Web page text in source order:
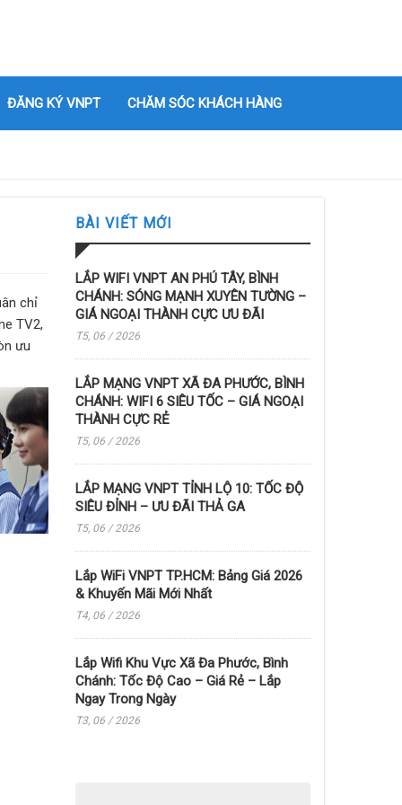
ĐĂNG KÝ VNPT CHĂM SÓC KHÁCH HÀNG
chỉ
TV2,
ưu
BÀI VIẾT MỚI
LẮP WIFI VNPT AN PHÚ TÂY, BÌNH
CHÁNH: SÓNG MẠNH XUYÊN TƯỜNG –
GIÁ NGOẠI THÀNH CỰC ƯU ĐÃI
T5, 06 / 2026
LẮP MẠNG VNPT XÃ ĐA PHƯỚC, BÌNH
CHÁNH: WIFI 6 SIÊU TỐC – GIÁ NGOẠI
THÀNH CỰC RẺ
T5, 06 / 2026
LẮP MẠNG VNPT TỈNH LỘ 10: TỐC ĐỘ
SIÊU ĐỈNH – ƯU ĐÃI THẢ GA
T5, 06 / 2026
Lắp WiFi VNPT TP.HCM: Bảng Giá 2026
& Khuyến Mãi Mới Nhất
T4, 06 / 2026
Lắp Wifi Khu Vực Xã Đa Phước, Bình
Chánh: Tốc Độ Cao – Giá Rẻ – Lắp
Ngay Trong Ngày
T3, 06 / 2026